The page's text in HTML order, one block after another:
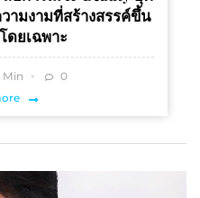
มงามที่สร้างสรรค์ขึ้น
ดยเฉพาะ
Min
0